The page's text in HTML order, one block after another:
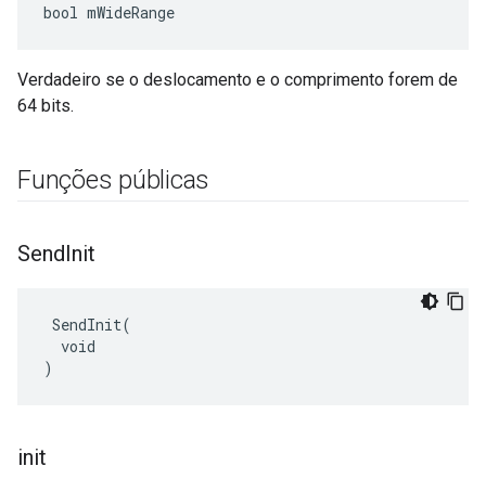
bool mWideRange
Verdadeiro se o deslocamento e o comprimento forem de
64 bits.
Funções públicas
SendInit
SendInit(
  void
)
init